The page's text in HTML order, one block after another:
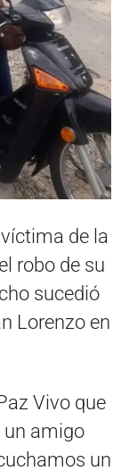
de la
robo de su
sucedió
Lorenzo en
Vivo que
un amigo
un